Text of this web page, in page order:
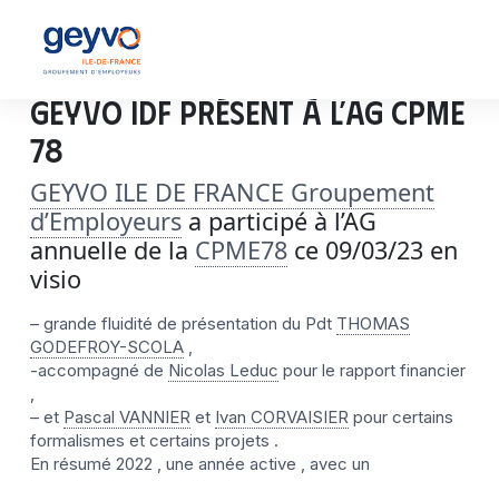
GEYVO IDF présent à l’AG CPME
78
GEYVO ILE DE FRANCE Groupement
d’Employeurs a participé à l’AG
annuelle de la CPME78 ce 09/03/23 en
visio
– grande fluidité de présentation du Pdt THOMAS
GODEFROY-SCOLA ,
-accompagné de Nicolas Leduc pour le rapport financier
,
– et Pascal VANNIER et Ivan CORVAISIER pour certains
formalismes et certains projets .
En résumé 2022 , une année active , avec un